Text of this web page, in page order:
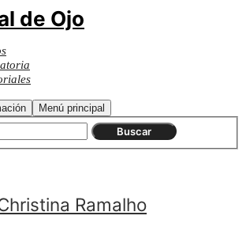
de Ojo
Menú principal
Ramalho